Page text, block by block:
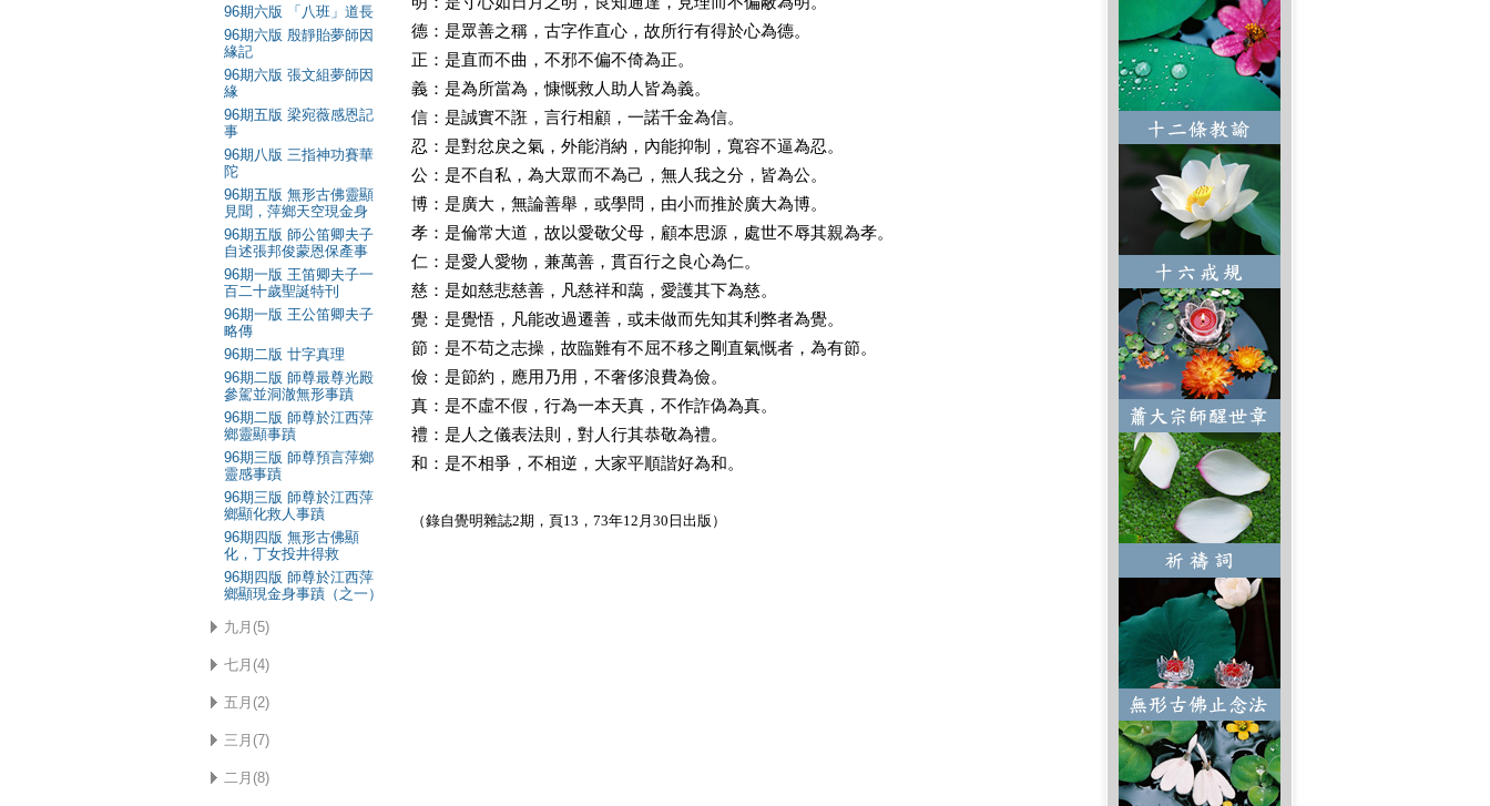
96期六版 「八班」道長
96期六版 殷靜貽夢師因
緣記
96期六版 張文組夢師因
緣
96期五版 梁宛薇感恩記
事
96期八版 三指神功賽華
陀
96期五版 無形古佛靈顯
見聞，萍鄉天空現金身
96期五版 師公笛卿夫子
自述張邦俊蒙恩保產事
96期一版 王笛卿夫子一
百二十歲聖誕特刊
96期一版 王公笛卿夫子
略傳
96期二版 廿字真理
96期二版 師尊最尊光殿
參駕並洞澈無形事蹟
96期二版 師尊於江西萍
鄉靈顯事蹟
96期三版 師尊預言萍鄉
靈感事蹟
96期三版 師尊於江西萍
鄉顯化救人事蹟
96期四版 無形古佛顯
化，丁女投井得救
96期四版 師尊於江西萍
鄉顯現金身事蹟（之一）
九月(5)
七月(4)
五月(2)
三月(7)
二月(8)
德：是眾善之稱，古字作直心，故所行有得於心為德。
正：是直而不曲，不邪不偏不倚為正。
義：是為所當為，慷慨救人助人皆為義。
信：是誠實不誑，言行相顧，一諾千金為信。
忍：是對忿戾之氣，外能消納，內能抑制，寬容不逼為忍。
公：是不自私，為大眾而不為己，無人我之分，皆為公。
博：是廣大，無論善舉，或學問，由小而推於廣大為博。
孝：是倫常大道，故以愛敬父母，顧本思源，處世不辱其親為孝。
仁：是愛人愛物，兼萬善，貫百行之良心為仁。
慈：是如慈悲慈善，凡慈祥和藹，愛護其下為慈。
覺：是覺悟，凡能改過遷善，或未做而先知其利弊者為覺。
節：是不苟之志操，故臨難有不屈不移之剛直氣慨者，為有節。
儉：是節約，應用乃用，不奢侈浪費為儉。
真：是不虛不假，行為一本天真，不作詐偽為真。
禮：是人之儀表法則，對人行其恭敬為禮。
和：是不相爭，不相逆，大家平順諧好為和。
（錄自覺明雜誌2期，頁13，73年12月30日出版）